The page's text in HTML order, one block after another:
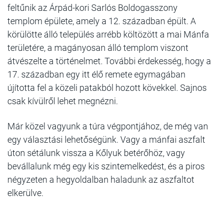
feltűnik az Árpád-kori Sarlós Boldogasszony
templom épülete, amely a 12. században épült. A
körülötte álló település arrébb költözött a mai Mánfa
területére, a magányosan álló templom viszont
átvészelte a történelmet. További érdekesség, hogy a
17. században egy itt élő remete egymagában
újította fel a közeli patakból hozott kövekkel. Sajnos
csak kívülről lehet megnézni.
Már közel vagyunk a túra végpontjához, de még van
egy választási lehetőségünk. Vagy a mánfai aszfalt
úton sétálunk vissza a Kőlyuk betérőhöz, vagy
bevállalunk még egy kis szintemelkedést, és a piros
négyzeten a hegyoldalban haladunk az aszfaltot
elkerülve.